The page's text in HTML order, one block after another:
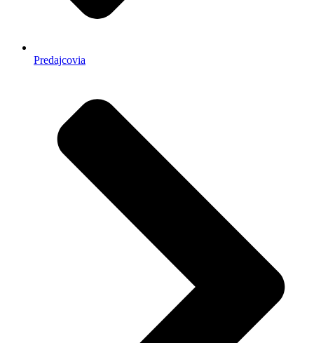
Predajcovia